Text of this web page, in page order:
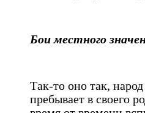
Бои местного
Так-то оно так,
пребывает в своего